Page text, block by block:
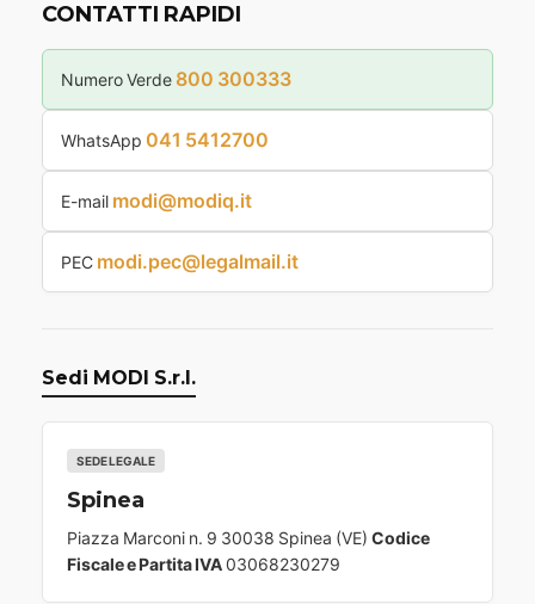
CONTATTI RAPIDI
Numero Verde 800 300333
WhatsApp 041 5412700
E-mail modi@modiq.it
PEC modi.pec@legalmail.it
Sedi MODI S.r.l.
SEDE LEGALE
Spinea
Piazza Marconi n. 9 30038 Spinea (VE) Codice
Fiscale e Partita IVA03068230279